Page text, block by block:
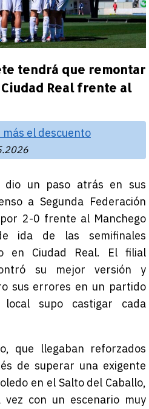
tendrá que remontar
Real frente al
más el descuento
dio un paso atrás en sus
a Segunda Federación
2-0 frente al Manchego
ida de las semifinales
en Ciudad Real. El filial
su mejor versión y
sus errores en un partido
supo castigar cada
que llegaban reforzados
de superar una exigente
en el Salto del Caballo,
con un escenario muy